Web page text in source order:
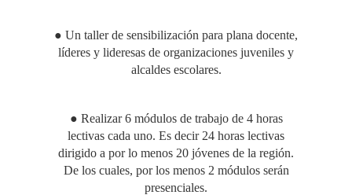
● Un taller de sensibilización para plana docente,
líderes y lideresas de organizaciones juveniles y
alcaldes escolares.
● Realizar 6 módulos de trabajo de 4 horas
lectivas cada uno. Es decir 24 horas lectivas
dirigido a por lo menos 20 jóvenes de la región.
De los cuales, por los menos 2 módulos serán
presenciales.